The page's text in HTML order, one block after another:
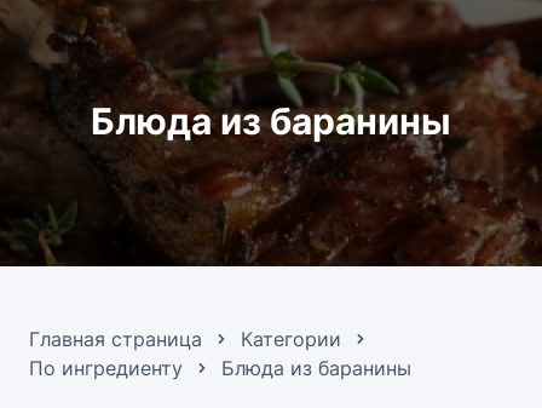
Блюда из баранины
Главная страница
Категории
По ингредиенту
Блюда из баранины